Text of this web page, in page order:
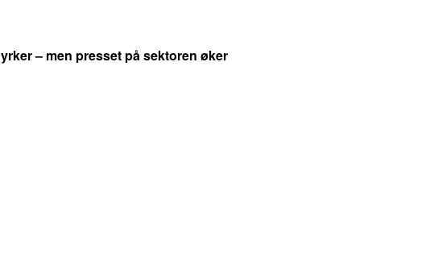
– men presset på sektoren øker